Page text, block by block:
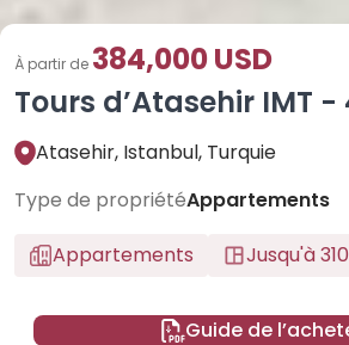
Tours d’Atasehir IMT -
À partir de 384,000 USD
Atasehir, Istanbul, Turquie
Type de propriétéAppartements
Appartements
Jusqu'à
Guide de